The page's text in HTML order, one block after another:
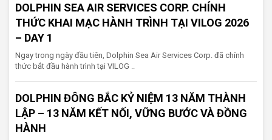
DOLPHIN SEA AIR SERVICES CORP. CHÍNH
THỨC KHAI MẠC HÀNH TRÌNH TẠI VILOG 2026
– DAY 1
Ngay trong ngày đầu tiên, Dolphin Sea Air Services Corp. đã chính
thức bắt đầu hành trình tại VILOG ..
DOLPHIN ĐÔNG BẮC KỶ NIỆM 13 NĂM THÀNH
LẬP – 13 NĂM KẾT NỐI, VỮNG BƯỚC VÀ ĐỒNG
HÀNH